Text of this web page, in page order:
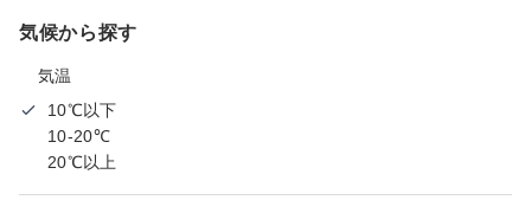
気候から探す
気温
10℃以下
10-20℃
20℃以上